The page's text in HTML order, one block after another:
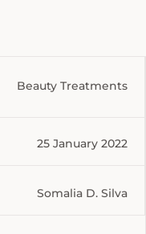
Beauty Treatments
25 January 2022
Somalia D. Silva